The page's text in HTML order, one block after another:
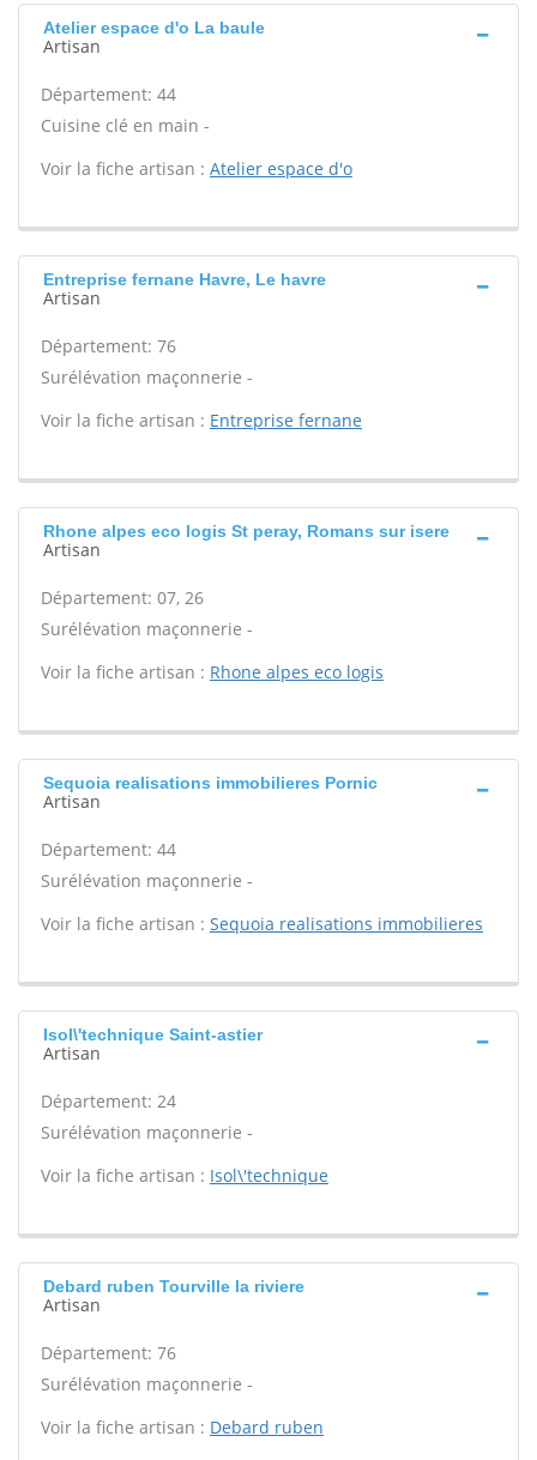
Atelier espace d'o La baule
Artisan
Département: 44
Cuisine clé en main -
Voir la fiche artisan : Atelier espace d'o
Entreprise fernane Havre, Le havre
Artisan
Département: 76
Surélévation maçonnerie -
Voir la fiche artisan : Entreprise fernane
Rhone alpes eco logis St peray, Romans sur isere
Artisan
Département: 07, 26
Surélévation maçonnerie -
Voir la fiche artisan : Rhone alpes eco logis
Sequoia realisations immobilieres Pornic
Artisan
Département: 44
Surélévation maçonnerie -
Voir la fiche artisan : Sequoia realisations immobilieres
Isol\'technique Saint-astier
Artisan
Département: 24
Surélévation maçonnerie -
Voir la fiche artisan : Isol\'technique
Debard ruben Tourville la riviere
Artisan
Département: 76
Surélévation maçonnerie -
Voir la fiche artisan : Debard ruben